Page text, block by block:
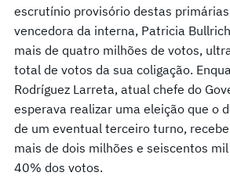
escrutínio provisório destas
vencedora da interna, Patricia
mais de quatro milhões de votos,
total de votos da sua coligação.
Rodríguez Larreta, atual chefe do
esperava realizar uma eleição que o
de um eventual terceiro turno,
mais de dois milhões e seiscentos
40% dos votos.